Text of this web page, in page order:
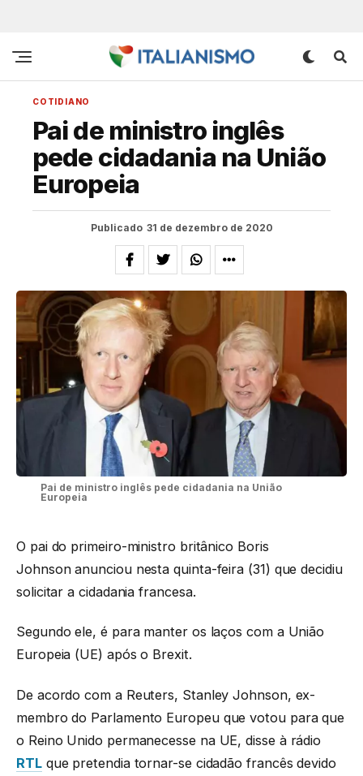
COTIDIANO
Pai de ministro inglês
pede cidadania na União
Europeia
Publicado 31 de dezembro de 2020
Pai de ministro inglês pede cidadania na União
Europeia
O pai do primeiro-ministro britânico Boris
Johnson anunciou nesta quinta-feira (31) que decidiu
solicitar a cidadania francesa.
Segundo ele, é para manter os laços com a União
Europeia (UE) após o Brexit.
De acordo com a Reuters, Stanley Johnson, ex-
membro do Parlamento Europeu que votou para que
o Reino Unido permanecesse na UE, disse à rádio
RTLque pretendia tornar-se cidadão francês devido